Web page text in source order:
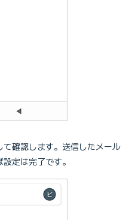
て確認します。送信したメール
定は完了です。